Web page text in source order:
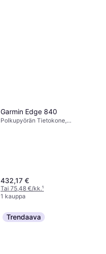
Garmin Edge 840
Polkupyörän Tietokone,
432,17 €
Tai 75,48 €/kk.¹
1 kauppa
Trendaava